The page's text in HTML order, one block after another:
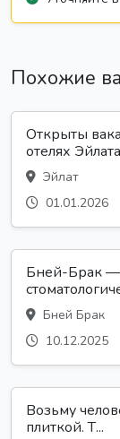
Похожие
Открыты
отелях
Эйлат
01.01.2026
Бней-Брак —
Бней Брак
10.12.2025
Возьму
плиткой. Т...